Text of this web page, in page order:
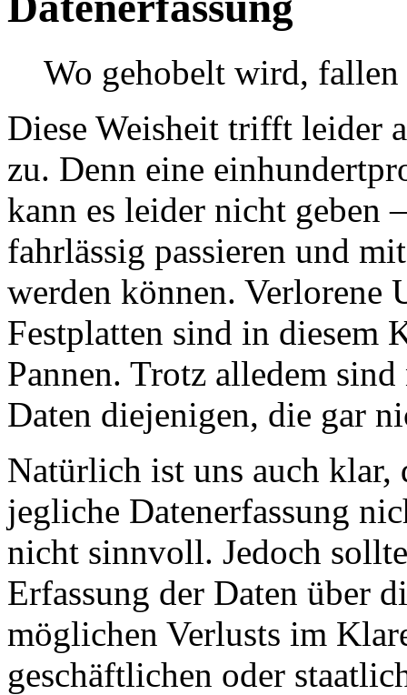
Wo gehobelt wird, fallen
Diese Weisheit trifft leider
zu. Denn eine
kann es leider nicht geben
fahrlässig passieren und
werden können. Verlorene
Festplatten sind in diesem
Pannen. Trotz alledem
Daten diejenigen, die gar
Natürlich ist uns auch klar,
jegliche Datenerfassung
nicht sinnvoll. Jedoch
Erfassung der Daten über
möglichen Verlusts im
geschäftlichen oder